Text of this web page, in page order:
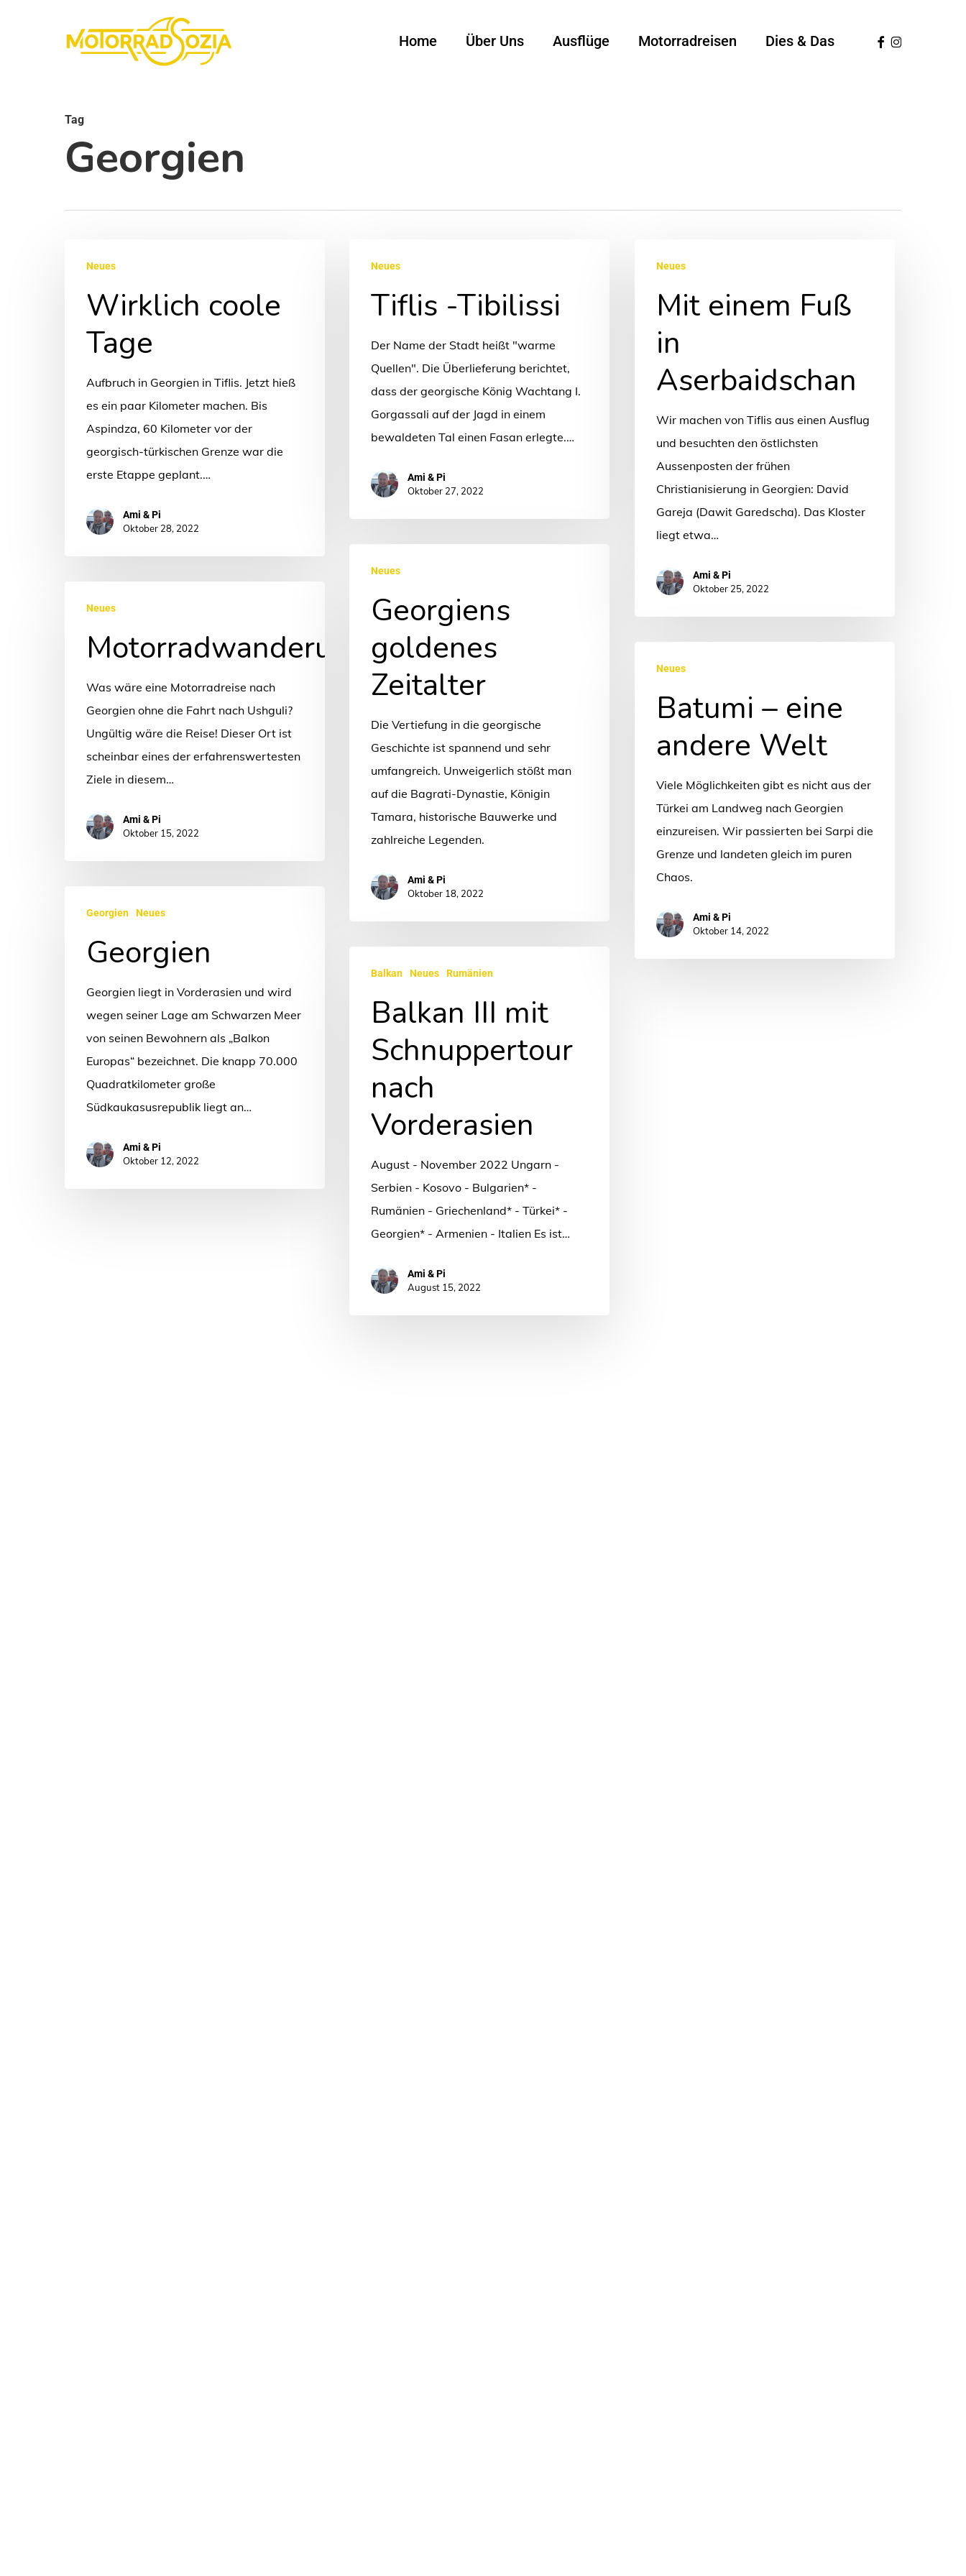
Home Über Uns Ausflüge Motorradreisen Dies & Das Facebook
Instagram
Tag
Georgien
coole
Tage
Neues
Wirklich coole
Tage
Aufbruch in Georgien in Tiflis. Jetzt hieß
es ein paar Kilometer machen. Bis
Aspindza, 60 Kilometer vor der
georgisch-türkischen Grenze war die
erste Etappe geplant.…
Ami & Pi
Oktober 28, 2022
Tibilissi
Neues
Tiflis -Tibilissi
Der Name der Stadt heißt "warme
Quellen". Die Überlieferung berichtet,
dass der georgische König Wachtang I.
Gorgassali auf der Jagd in einem
bewaldeten Tal einen Fasan erlegte.…
Ami & Pi
Oktober 27, 2022
einem
Aserbaidschan
Neues
Mit einem Fuß
in
Aserbaidschan
Wir machen von Tiflis aus einen Ausflug
und besuchten den östlichsten
Aussenposten der frühen
Christianisierung in Georgien: David
Gareja (Dawit Garedscha). Das Kloster
liegt etwa…
Ami & Pi
Oktober 25, 2022
goldenes
Zeitalter
Neues
Georgiens
goldenes
Zeitalter
Die Vertiefung in die georgische
Geschichte ist spannend und sehr
umfangreich. Unweigerlich stößt man
auf die Bagrati-Dynastie, Königin
Tamara, historische Bauwerke und
zahlreiche Legenden.
Ami & Pi
Oktober 18, 2022
Neues
Motorradwanderung
Was wäre eine Motorradreise nach
Georgien ohne die Fahrt nach Ushguli?
Ungültig wäre die Reise! Dieser Ort ist
scheinbar eines der erfahrenswertesten
Ziele in diesem…
Ami & Pi
Oktober 15, 2022
andere
Welt
Neues
Batumi – eine
andere Welt
Viele Möglichkeiten gibt es nicht aus der
Türkei am Landweg nach Georgien
einzureisen. Wir passierten bei Sarpi die
Grenze und landeten gleich im puren
Chaos.
Ami & Pi
Oktober 14, 2022
Georgien Neues
Georgien
Georgien liegt in Vorderasien und wird
wegen seiner Lage am Schwarzen Meer
von seinen Bewohnern als „Balkon
Europas“ bezeichnet. Die knapp 70.000
Quadratkilometer große
Südkaukasusrepublik liegt an…
Ami & Pi
Oktober 12, 2022
Schnuppertour
nach
Balkan Neues Rumänien
Balkan III mit
Schnuppertour
nach
Vorderasien
August - November 2022 Ungarn -
Serbien - Kosovo - Bulgarien* -
Rumänien - Griechenland* - Türkei* -
Georgien* - Armenien - Italien Es ist…
Ami & Pi
August 15, 2022